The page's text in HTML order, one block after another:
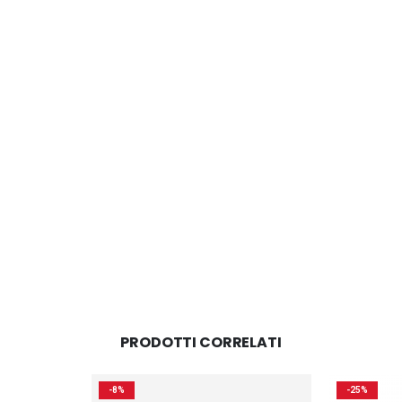
PRODOTTI CORRELATI
-8% -25%